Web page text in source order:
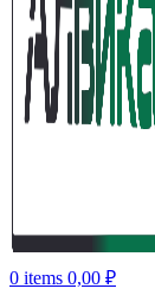
0 items 0,00 ₽